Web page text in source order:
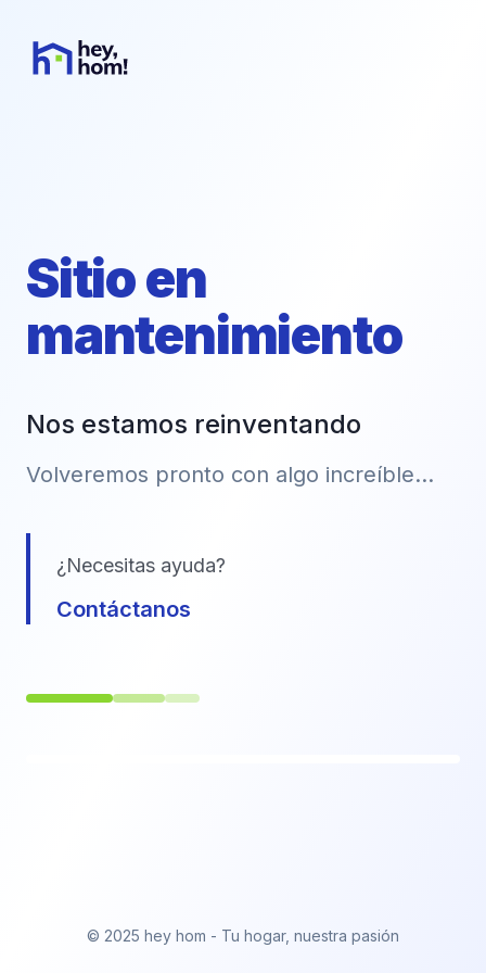
Sitio en
mantenimiento
Nos estamos reinventando
Volveremos pronto con algo increíble...
¿Necesitas ayuda?
Contáctanos
© 2025 hey hom - Tu hogar, nuestra pasión